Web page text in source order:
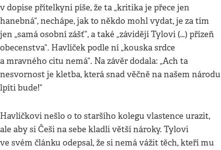
v dopise přítelkyni píše, že ta „kritika je přece jen
hanebná“, nechápe, jak to někdo mohl vydat, je za tím
jen „samá osobní zášť“, a také „závidějí Tylovi (…) přízeň
obecenstva“. Havlíček podle ní „kouska srdce
a mravného citu nemá“. Na závěr dodala: „Ach ta
nesvornost je kletba, která snad věčně na našem národu
lpíti bude!“
Havlíčkovi nešlo o to staršího kolegu vlastence urazit,
ale aby si Češi na sebe kladli větší nároky. Tylovi
ve svém článku odepsal, že si nemá vážit těch, kteří mu